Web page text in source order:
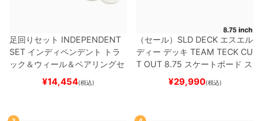
足回りセット INDEPENDENT
SET インディペンデント
トラ
ック＆ウィール＆ベアリングセ
（トリック用）
ード スケボー
¥14,454(税込)
（セール） SLD DECK エスエル
ディー デッキ TEAM TECK CU
T OUT 8.75 スケートボード ス
¥29,990(税込)